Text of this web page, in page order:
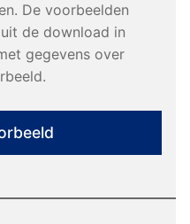
De voorbeelden
de download in
gegevens over